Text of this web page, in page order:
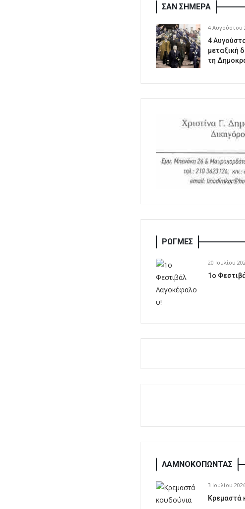
ΣΑΝ ΣΗΜΕΡΑ
4 Αυγούστου
4
μεταξική
τη
ΡΩΓΜΕΣ
20 Ιουλίου
1o
ΛΑΜΝΟΚΟΠΩΝΤΑΣ
3 Ιουλίου
Κρεμαστά